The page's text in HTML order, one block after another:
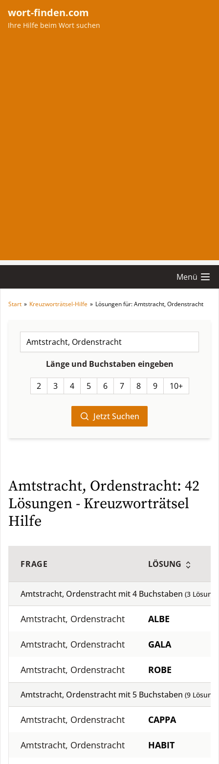
wort-finden.com
Ihre Hilfe beim Wort suchen
Menü
Start » Kreuzworträtsel-Hilfe » Lösungen für: Amtstracht, Ordenstracht
Länge und Buchstaben eingeben
2 3 4 5 6 7 8 9 10+
Jetzt Suchen
Amtstracht, Ordenstracht: 42
Lösungen - Kreuzworträtsel
Hilfe
FRAGE LÖSUNG
Amtstracht, Ordenstracht mit4 Buchstaben (3 Lösung)
Amtstracht, Ordenstracht ALBE
Amtstracht, Ordenstracht GALA
Amtstracht, Ordenstracht ROBE
Amtstracht, Ordenstracht mit 5 Buchstaben (9 Lösung)
Amtstracht, Ordenstracht CAPPA
Amtstracht, Ordenstracht HABIT